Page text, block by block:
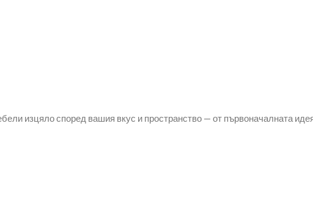
изцяло според вашия вкус и пространство — от първоначалната